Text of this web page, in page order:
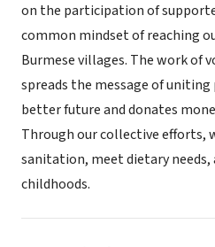
on the participation of
common mindset of reaching
Burmese villages. The work of
spreads the message of uniting
better future and donates
Through our collective efforts,
sanitation, meet dietary needs,
childhoods.